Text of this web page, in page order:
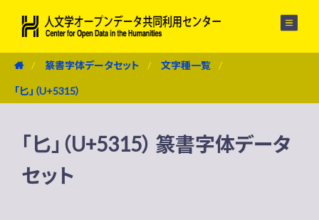
篆書字体データセット 文字種一覧
「匕」（U+5315）
「匕」（U+5315） 篆書字体データ
セット